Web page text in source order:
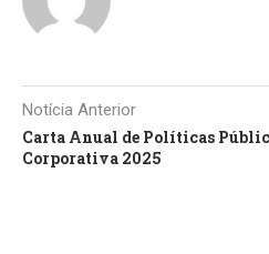
Notícia Anterior
Carta Anual de Políticas
Corporativa 2025